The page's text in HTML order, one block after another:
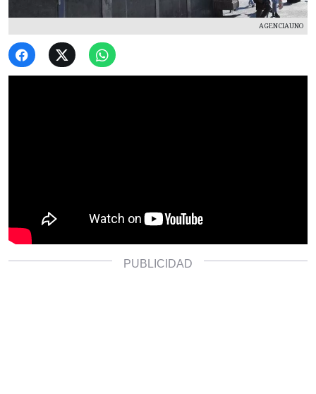
AGENCIAUNO